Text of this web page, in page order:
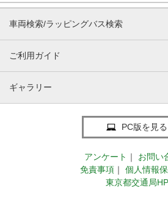
車両検索/ラッピングバス検索
ご利用ガイド
ギャラリー
PC版を見る
アンケート ｜
お問い
免責事項 ｜
個人情報
東京都交通局HP